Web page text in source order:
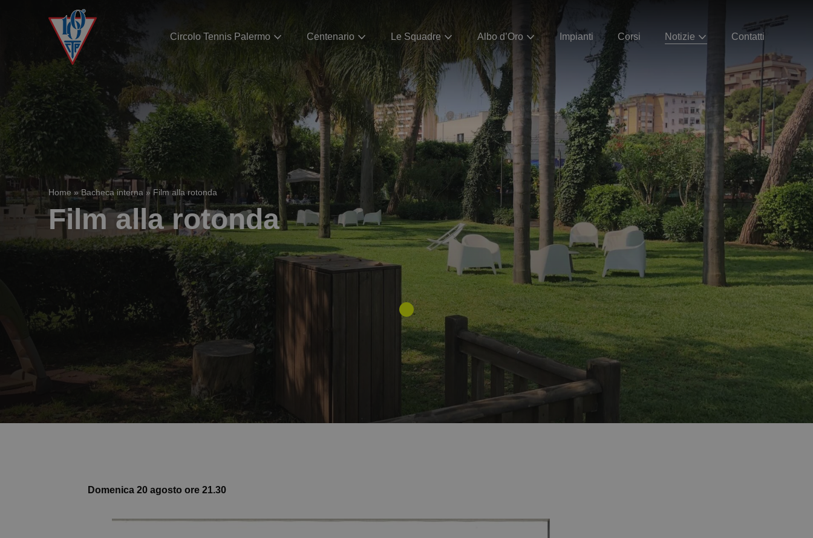
Circolo Tennis Palermo Centenario Le Squadre Albo d’Oro Impianti Corsi Notizie Contatti
Home »Bacheca interna » Film alla rotonda
Film alla rotonda
Domenica 20 agosto ore 21.30